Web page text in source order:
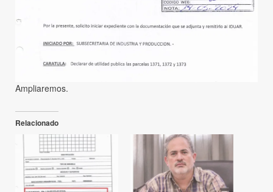
Ampliaremos.
Relacionado